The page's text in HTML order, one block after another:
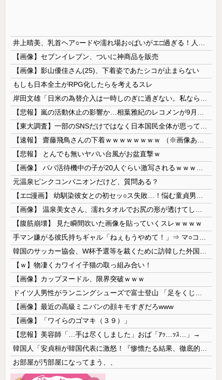
【画像】セブンイレブン、ついに神商品を販売
【画像】影山優佳さん(25)、下着姿であたシコが止まらない
もしも日本全土がRPG化したらを考えるスレ
【悲報】 とんでも無いヤバい台風がお盆直撃ｗ
元温泉ピンクコンパニオンだけど、質問ある？
【腹筋崩壊】 見た瞬間吹いた画像を貼っていくスレｗｗｗｗ
【ｗ】物凄くカワイイ子猫の取っ組み合い！
【画像】カップヌードル、限界突破ｗｗｗ
【画像】最近の高級ミニバンの顔キモすぎだろwww
【画像】「ワイらのゴマキ（３９）」
【悲報】美容師「…手は尽くしました」おば「ｱｯ…ｯｽ…」→
お部屋が汚部屋になってまう、、